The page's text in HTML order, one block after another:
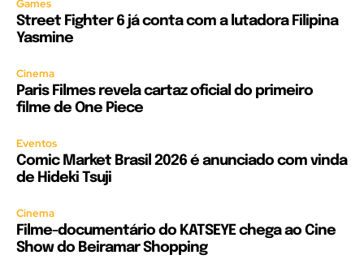
Games
Street Fighter 6 já conta com a lutadora Filipina
Yasmine
Cinema
Paris Filmes revela cartaz oficial do primeiro
filme de One Piece
Eventos
Comic Market Brasil 2026 é anunciado com vinda
de Hideki Tsuji
Cinema
Filme-documentário do KATSEYE chega ao Cine
Show do Beiramar Shopping